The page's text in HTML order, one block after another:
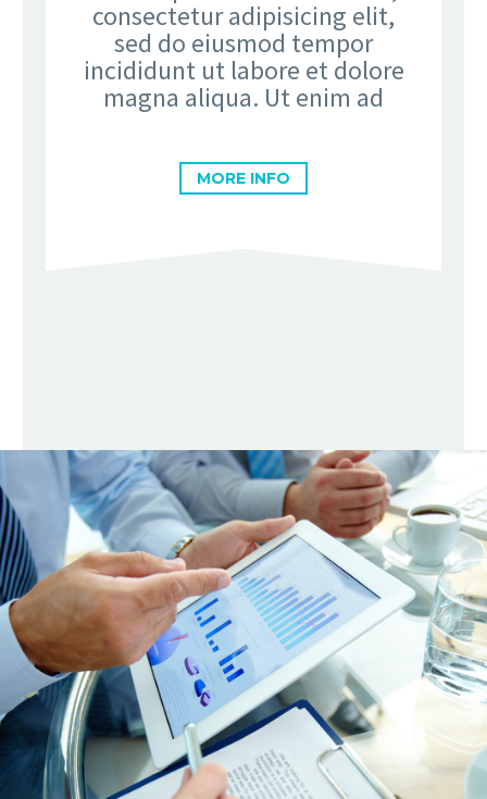
consectetur adipisicing elit,
sed do eiusmod tempor
incididunt ut labore et dolore
magna aliqua. Ut enim ad
MORE INFO